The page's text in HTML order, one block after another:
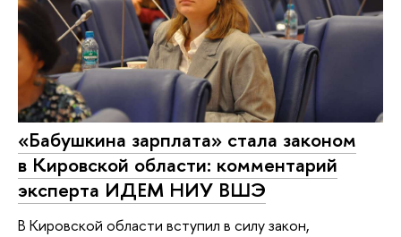
«Бабушкина зарплата» стала законом
в Кировской области: комментарий
эксперта ИДЕМ НИУ ВШЭ
В Кировской области вступил в силу закон,